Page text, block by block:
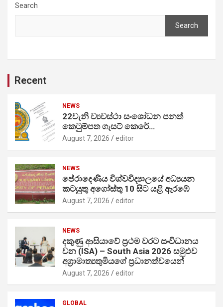
Search
Search
Recent
NEWS
22වැනි ව්‍යවස්ථා සංශෝධන පනත්
කෙටුම්පත ගැසට් කෙරේ…
August 7, 2026 editor
NEWS
පේරාදෙණිය විශ්වවිද්‍යාලයේ අධ්‍යයන
කටයුතු අගෝස්තු 10 සිට යළි ඇරඹේ
August 7, 2026 editor
NEWS
දකුණු ආසියාවේ ප්‍රථම වරට සංවිධානය
වන (ISA) – South Asia 2026 සමුළුව
අග්‍රාමාත්‍යතුමියගේ ප්‍රධානත්වයෙන්
August 7, 2026 editor
GLOBAL